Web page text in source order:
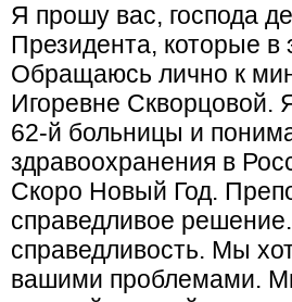
Я прошу вас, господа
Президента, которые в
Обращаюсь лично к
Игоревне Скворцовой.
62-й больницы и
здравоохранения в
Скоро Новый Год.
справедливое
справедливость. Мы
вашими проблемами.